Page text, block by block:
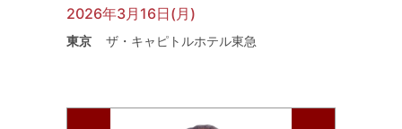
2026年3月16日(月)
東京 ザ・キャピトルホテル東急